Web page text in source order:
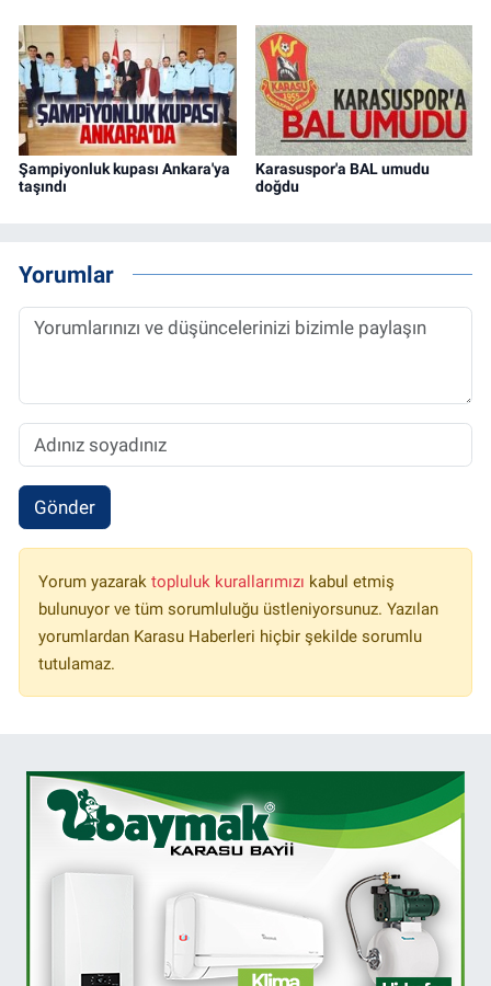
Şampiyonluk kupası Ankara'ya
taşındı
Karasuspor'a BAL umudu
doğdu
Yorumlar
Gönder
Yorum yazarak topluluk kurallarımızı kabul etmiş
bulunuyor ve tüm sorumluluğu üstleniyorsunuz. Yazılan
yorumlardan Karasu Haberleri hiçbir şekilde sorumlu
tutulamaz.